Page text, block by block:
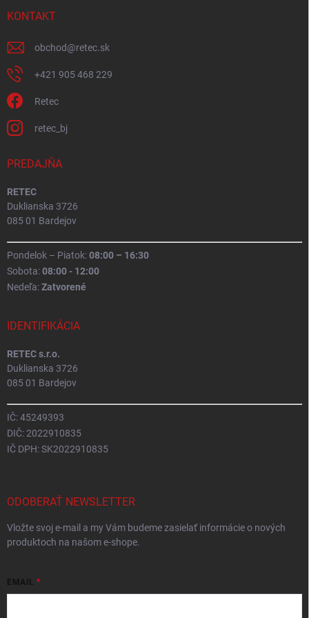
KONTAKT
obchod@retec.sk
+421 905 468 229
Retec
retec_bj
PREDAJŇA
RETEC
Duklianska 3726
085 01 Bardejov
Pondelok – Piatok:08:00 – 16:30
Sobota:08:00 - 12:00
Nedeľa:Zatvorené
IDENTIFIKÁCIA
RETEC s.r.o.
Duklianska 3726
085 01 Bardejov
IČ: 45249393
DIČ: 2022910835
IČ DPH: SK2022910835
ODOBERAŤ NEWSLETTER
Vložte svoj e-mail a my Vám budeme zasielať informácie o nových
produktoch na našom e-shope.
EMAIL